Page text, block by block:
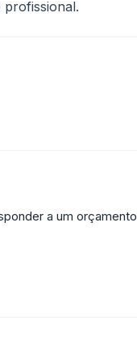
a um orçamento